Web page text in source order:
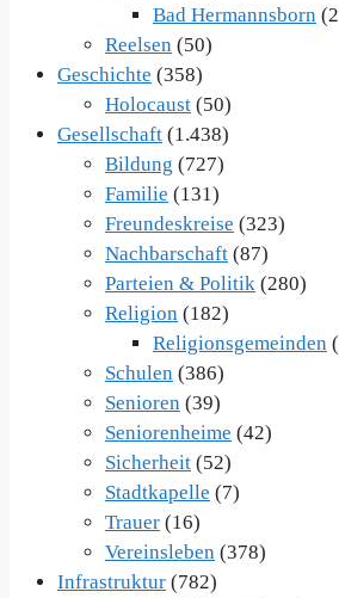
Bad Hermannsborn
Reelsen (50)
Geschichte (358)
Holocaust (50)
Gesellschaft (1.438)
Bildung (727)
Familie (131)
Freundeskreise (323)
Nachbarschaft (87)
Parteien & Politik (280)
Religion (182)
Religionsgemeinden
Schulen (386)
Senioren (39)
Seniorenheime (42)
Sicherheit (52)
Stadtkapelle (7)
Trauer (16)
Vereinsleben (378)
Infrastruktur (782)